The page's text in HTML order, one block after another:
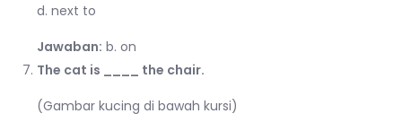
d. next to
Jawaban: b. on
The cat is ____ the chair.
(Gambar kucing di bawah kursi)